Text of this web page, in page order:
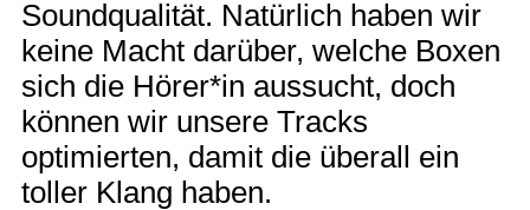
Soundqualität. Natürlich haben wir
keine Macht darüber, welche Boxen
sich die Hörer*in aussucht, doch
können wir unsere Tracks
optimierten, damit die überall ein
toller Klang haben.